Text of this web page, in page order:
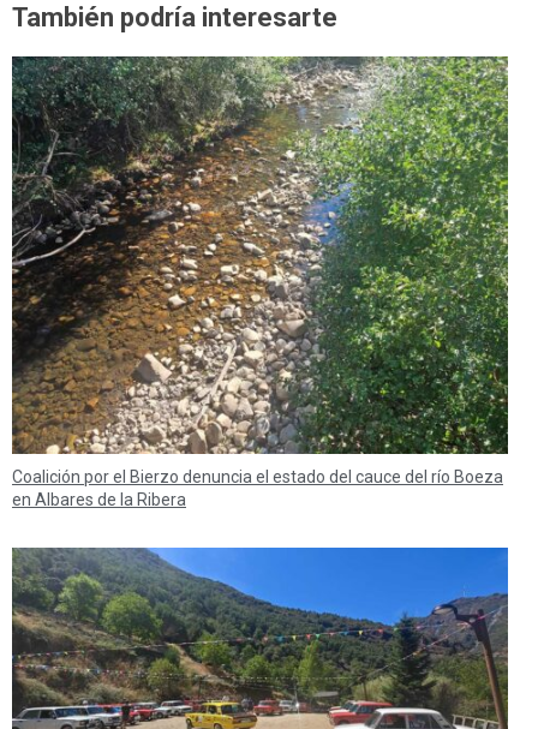
También podría interesarte
Coalición por el Bierzo denuncia el estado del cauce del río Boeza
en Albares de la Ribera